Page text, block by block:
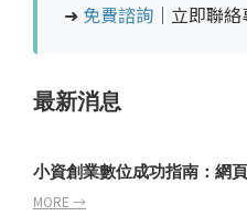
➜ 免費諮詢 ｜立即聯
最新消息
小資創業數位成功指南：網
MORE →